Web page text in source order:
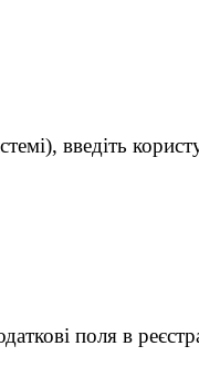
введіть
поля в